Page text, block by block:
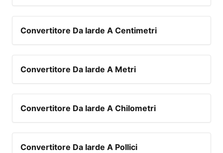
Convertitore Da Iarde A Centimetri
Convertitore Da Iarde A Metri
Convertitore Da Iarde A Chilometri
Convertitore Da Iarde A Pollici